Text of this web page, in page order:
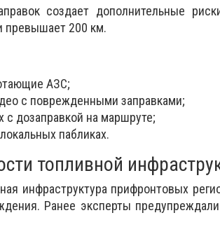
создает дополнительные
превышает 200 км.
АЗС;
с поврежденными заправками;
дозаправкой на маршруте;
пабликах.
топливной
инфраструктура прифронтовых
Ранее эксперты предупреждали